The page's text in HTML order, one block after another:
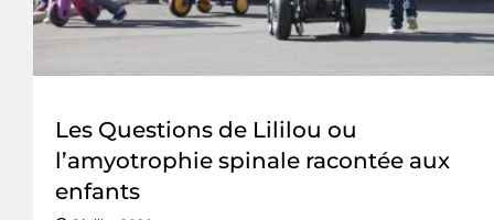
Les Questions de Lililou ou
l’amyotrophie spinale racontée aux
enfants